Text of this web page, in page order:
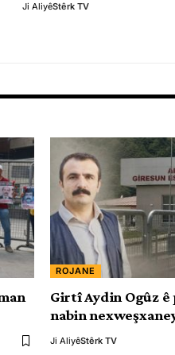
Ji AliyêStêrk TV
ROJANE
Girtî Aydin Ogûz
nabin
Ji AliyêStêrk TV